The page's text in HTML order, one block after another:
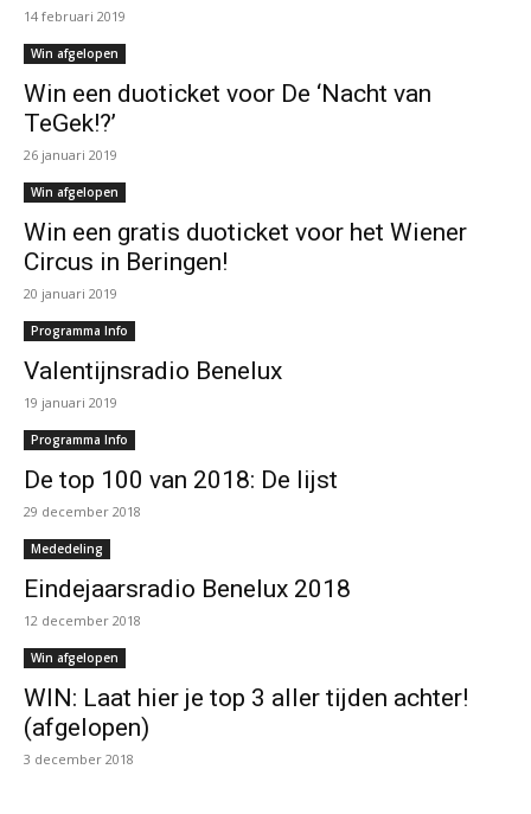
14 februari 2019
Win afgelopen
Win een duoticket voor De ‘Nacht van
TeGek!?’
26 januari 2019
Win afgelopen
Win een gratis duoticket voor het Wiener
Circus in Beringen!
20 januari 2019
Programma Info
Valentijnsradio Benelux
19 januari 2019
Programma Info
De top 100 van 2018: De lijst
29 december 2018
Mededeling
Eindejaarsradio Benelux 2018
12 december 2018
Win afgelopen
WIN: Laat hier je top 3 aller tijden achter!
(afgelopen)
3 december 2018